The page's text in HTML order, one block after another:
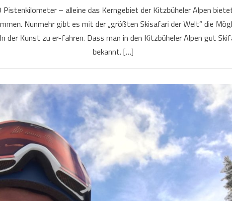
– alleine das Kerngebiet der Kitzbüheler Alpen
Nunmehr gibt es mit der „größten Skisafari der Welt“ die
der Kunst zu er-fahren. Dass man in den Kitzbüheler Alpen gut
bekannt. […]